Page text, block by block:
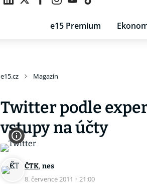
e15 Premium
e15.cz Magazín
Twitter podle
vstupy na účty
ČTK, nes
8. července 2011 · 21:00